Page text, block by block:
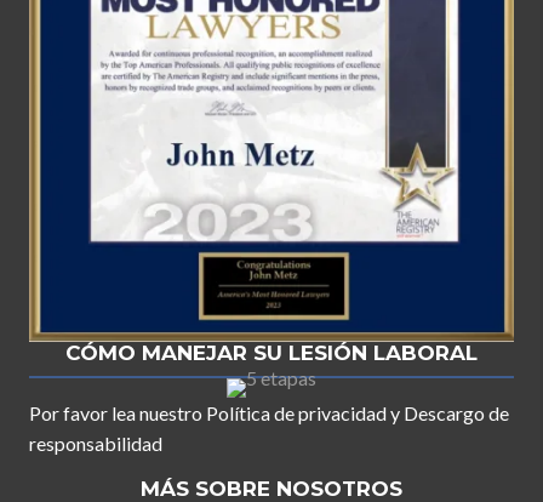
CÓMO MANEJAR SU LESIÓN LABORAL
Por favor lea nuestro Política de privacidady Descargo de
responsabilidad
MÁS SOBRE NOSOTROS